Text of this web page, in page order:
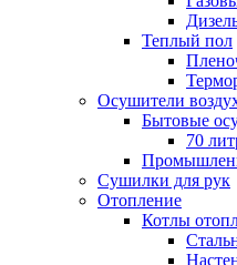
Теплый пол
Осушители
Бытовые
70
Сушилки для рук
Отопление
Котлы